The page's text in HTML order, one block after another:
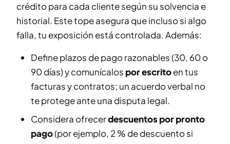
crédito para cada cliente según su solvencia e
historial. Este tope asegura que incluso si algo
falla, tu exposición está controlada. Además:
Define plazos de pago razonables (30, 60 o
90 días) y comunícalos por escritoen tus
facturas y contratos; un acuerdo verbal no
te protege ante una disputa legal.
Considera ofrecerdescuentos por pronto
pago(por ejemplo, 2 % de descuento si